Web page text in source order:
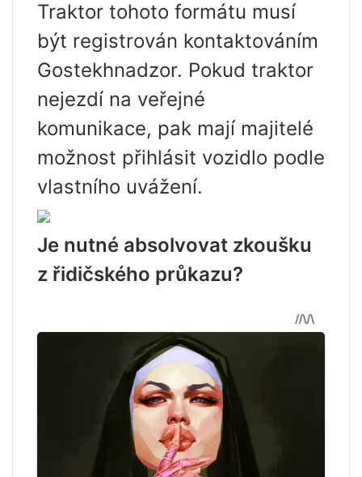
Traktor tohoto formátu musí
být registrován kontaktováním
Gostekhnadzor. Pokud traktor
nejezdí na veřejné
komunikace, pak mají majitelé
možnost přihlásit vozidlo podle
vlastního uvážení.
Je nutné absolvovat zkoušku
z řidičského průkazu?